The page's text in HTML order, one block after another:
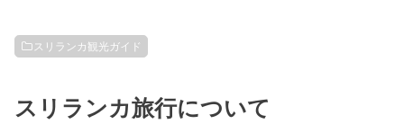
スリランカ観光ガイド
スリランカ旅行について